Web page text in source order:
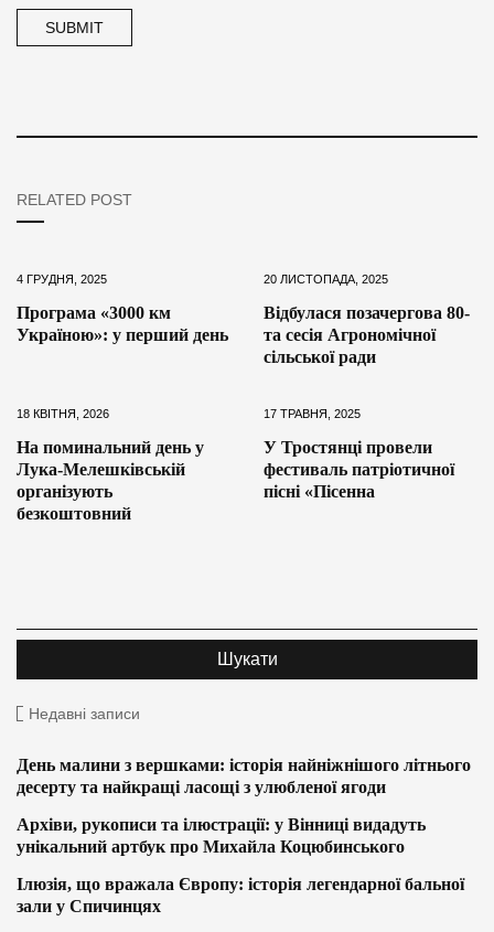
RELATED POST
4 ГРУДНЯ, 2025
Програма «3000 км
Україною»: у перший день
20 ЛИСТОПАДА, 2025
Відбулася позачергова 80-
та сесія Агрономічної
сільської ради
18 КВІТНЯ, 2026
На поминальний день у
Лука-Мелешківській
організують
безкоштовний
17 ТРАВНЯ, 2025
У Тростянці провели
фестиваль патріотичної
пісні «Пісенна
Недавні записи
День малини з вершками: історія найніжнішого літнього
десерту та найкращі ласощі з улюбленої ягоди
Архіви, рукописи та ілюстрації: у Вінниці видадуть
унікальний артбук про Михайла Коцюбинського
Ілюзія, що вражала Європу: історія легендарної бальної
зали у Спичинцях